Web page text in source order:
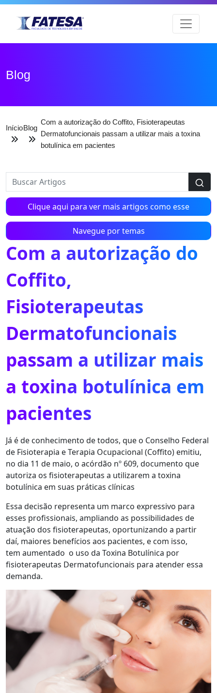
Blog
InícioBlog
Com a autorização do Coffito, Fisioterapeutas
Dermatofuncionais passam a utilizar mais a toxina
botulínica em pacientes
Clique aqui para ver mais artigos como esse
Navegue por temas
Com a autorização do
Coffito,
Fisioterapeutas
Dermatofuncionais
passam a utilizar mais
a toxina botulínica em
pacientes
Já é de conhecimento de todos, que o Conselho Federal
de Fisioterapia e Terapia Ocupacional (Coffito) emitiu,
no dia 11 de maio, o acórdão nº 609, documento que
autoriza os fisioterapeutas a utilizarem a toxina
botulínica em suas práticas clínicas
Essa decisão representa um marco expressivo para
esses profissionais, ampliando as possibilidades de
atuação dos fisioterapeutas, oportunizando a partir
daí, maiores benefícios aos pacientes, e com isso,
tem aumentado o uso da Toxina Botulínica por
fisioterapeutas Dermatofuncionais para atender essa
demanda.